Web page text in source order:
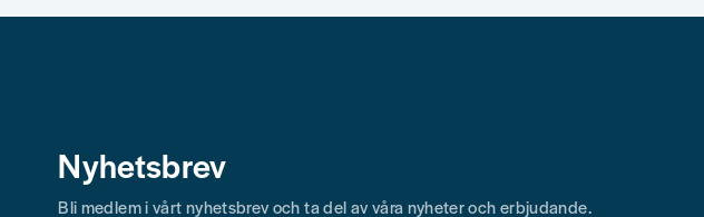
Nyhetsbrev
Bli medlem i vårt nyhetsbrev och ta del av våra nyheter och erbjudande.